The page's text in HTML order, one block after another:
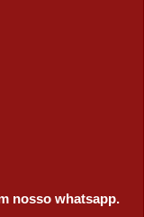
nosso whatsapp.